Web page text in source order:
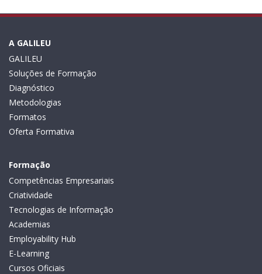
A GALILEU
GALILEU
Soluções de Formação
Diagnóstico
Metodologias
Formatos
Oferta Formativa
Formação
Competências Empresariais
Criatividade
Tecnologias de Informação
Academias
Employability Hub
E-Learning
Cursos Oficiais